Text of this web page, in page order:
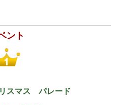
ント
スマス パレード